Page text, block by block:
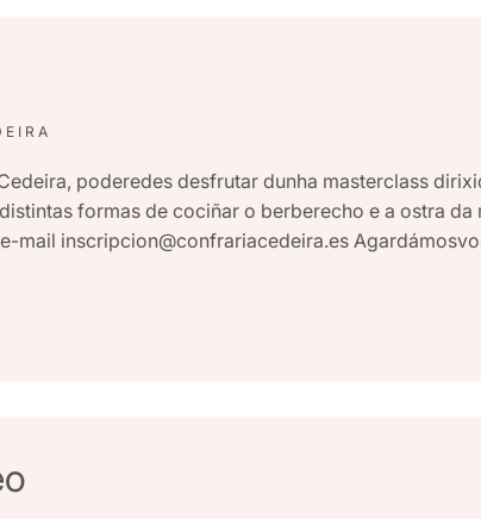
poderedes desfrutar dunha masterclass
formas de cociñar o berberecho e a ostra
mail inscripcion@confrariacedeira.es